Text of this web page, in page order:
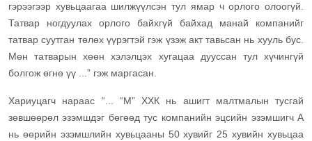
гэрээгээр хувьцаагаа шилжүүлсэн тул ямар ч орлого олоогүй.
Татвар ногдуулах орлого байхгүй байхад манай компанийг
татвар суутган төлөх үүрэгтэй гэж үзэж акт тавьсан нь хууль бус.
Мөн татварын хөөн хэлэлцэх хугацаа дууссан тул хүчингүй
болгож өгнө үү ...” гэж маргасан.
Хариуцагч нараас “... “М” ХХК нь ашигт малтмалын тусгай
зөвшөөрөл эзэмшдэг бөгөөд тус компанийн эцсийн эзэмшигч А
нь өөрийн эзэмшлийн хувьцааны 50 хувийг 25 хувийн хувьцаа